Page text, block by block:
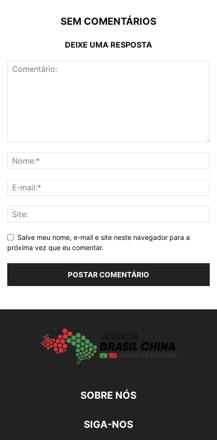
SEM COMENTÁRIOS
DEIXE UMA RESPOSTA
Salve meu nome, e-mail e site neste navegador para a
próxima vez que eu comentar.
SOBRE NÓS
SIGA-NOS